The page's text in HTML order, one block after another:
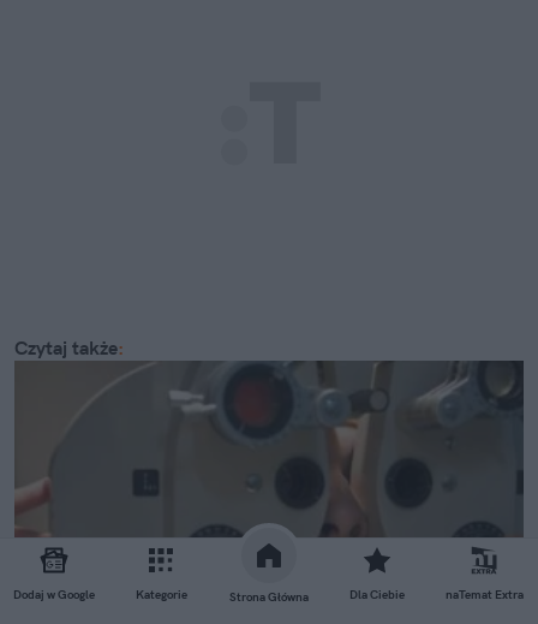
Dodaj w Google Kategorie Strona Główna Dla Ciebie naTemat Extra
Czytaj także: